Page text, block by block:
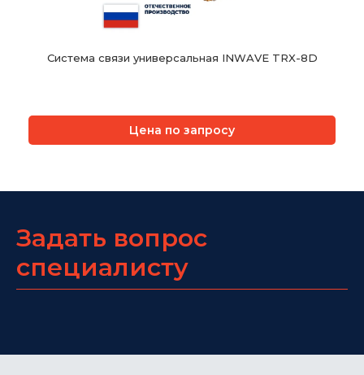
Система связи универсальная INWAVE TRX-8D
Цена по запросу
Задать вопрос
специалисту